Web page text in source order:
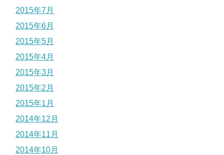
2015年7月
2015年6月
2015年5月
2015年4月
2015年3月
2015年2月
2015年1月
2014年12月
2014年11月
2014年10月